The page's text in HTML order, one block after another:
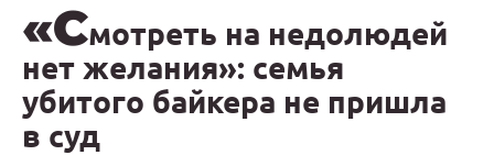
«Смотреть на недолюдей
нет желания»: семья
убитого байкера не пришла
в суд